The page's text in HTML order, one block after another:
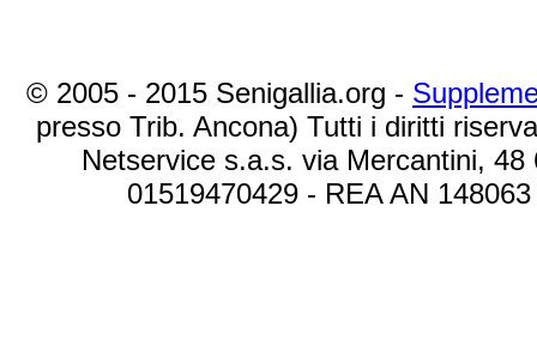
© 2005 - 2015 Senigallia.org -
presso Trib. Ancona) Tutti i diritti
Netservice s.a.s. via Mercantini,
01519470429 - REA AN